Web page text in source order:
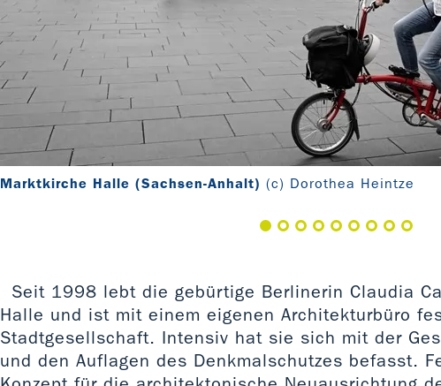
Marktkirche Halle (Sachsen-Anhalt) (c) Dorothea Heintze
Seit 1998 lebt die gebürtige Berlinerin Claudia
Halle und ist mit einem eigenen Architekturbüro
Stadtgesellschaft. Intensiv hat sie sich mit der
und den Auflagen des Denkmalschutzes befasst.